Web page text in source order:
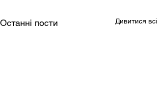
Останні пости Дивитися всі